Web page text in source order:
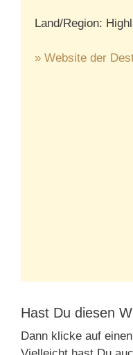
Land/Region:
» Website der
Hast Du diesen
Dann klicke auf